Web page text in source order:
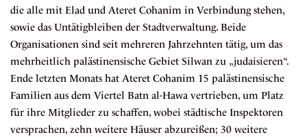
die alle mit Elad und Ateret Cohanim in Verbindung stehen,
sowie das Untätigbleiben der Stadtverwaltung. Beide
Organisationen sind seit mehreren Jahrzehnten tätig, um das
mehrheitlich palästinensische Gebiet Silwan zu „judaisieren“.
Ende letzten Monats hat Ateret Cohanim 15 palästinensische
Familien aus dem Viertel Batn al-Hawa vertrieben, um Platz
für ihre Mitglieder zu schaffen, wobei städtische Inspektoren
versprachen, zehn weitere Häuser abzureißen; 30 weitere